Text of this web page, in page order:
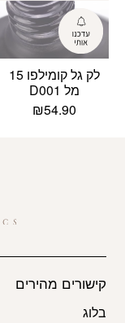
לק גל קומילפו 15
מל D001
₪54.90
קישורים מהירים
בלוג